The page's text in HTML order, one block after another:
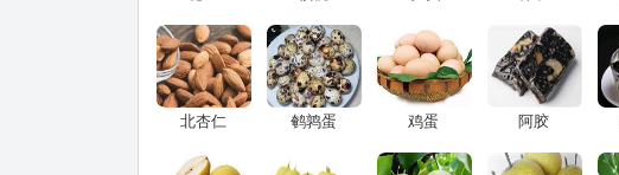
北杏仁 鹌鹑蛋 鸡蛋 阿胶